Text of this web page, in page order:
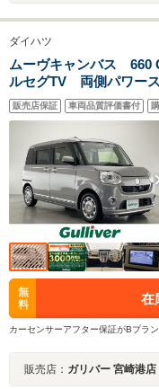
ダイハツ
ムーヴキャンバス
ルセグTV 両側パワー
2 禁煙車 バックカメ
ドライト スマートキ
グストップ ETC プッ
販売店保証 車両品質評価書付
無
料
在
カーセンサーアフター保証がBプラ
販売店： ガリバー 宮崎港店